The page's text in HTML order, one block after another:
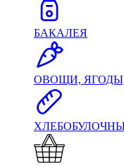
БАКАЛЕЯ
ОВОЩИ,